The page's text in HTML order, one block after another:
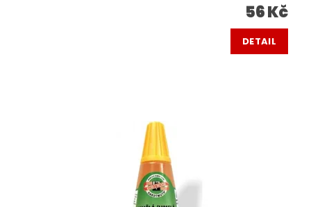
56 Kč
DETAIL